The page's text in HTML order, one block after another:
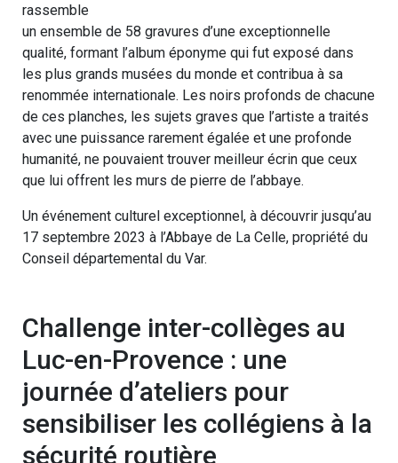
rassemble
un ensemble de 58 gravures d’une exceptionnelle
qualité, formant l’album éponyme qui fut exposé dans
les plus grands musées du monde et contribua à sa
renommée internationale. Les noirs profonds de chacune
de ces planches, les sujets graves que l’artiste a traités
avec une puissance rarement égalée et une profonde
humanité, ne pouvaient trouver meilleur écrin que ceux
que lui offrent les murs de pierre de l’abbaye.
Un événement culturel exceptionnel, à découvrir jusqu’au
17 septembre 2023 à l’Abbaye de La Celle, propriété du
Conseil départemental du Var.
Challenge inter-collèges au
Luc-en-Provence : une
journée d’ateliers pour
sensibiliser les collégiens à la
sécurité routière